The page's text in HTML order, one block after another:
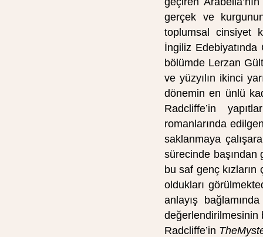
gerçek ve
toplumsal cinsiyet
İngiliz Edebiyatında
bölümde Lerzan
ve yüzyılın ikinci
dönemin en ünlü
Radcliffe’in
romanlarında
saklanmaya
sürecinde başından
bu saf genç
oldukları
anlayış
değerlendirilmesinin
Radcliffe’in